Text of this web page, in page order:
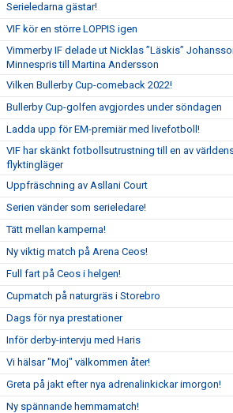
Serieledarna gästar!
VIF kör en större LOPPIS igen
Vimmerby IF delade ut Nicklas ”Läskis”
Minnespris till Martina Andersson
Vilken Bullerby Cup-comeback 2022!
Bullerby Cup-golfen avgjordes under söndagen
Ladda upp för EM-premiär med livefotboll!
VIF har skänkt fotbollsutrustning till en av
flyktingläger
Uppfräschning av Asllani Court
Serien vänder som serieledare!
Tätt mellan kamperna!
Ny viktig match på Arena Ceos!
Full fart på Ceos i helgen!
Cupmatch på naturgräs i Storebro
Dags för nya prestationer
Inför derby-intervju med Haris
Vi hälsar "Moj" välkommen åter!
Greta på jakt efter nya adrenalinkickar imorgon!
Ny spännande hemmamatch!